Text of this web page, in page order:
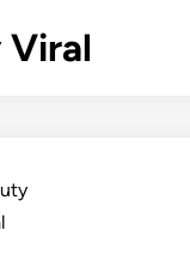
Viral